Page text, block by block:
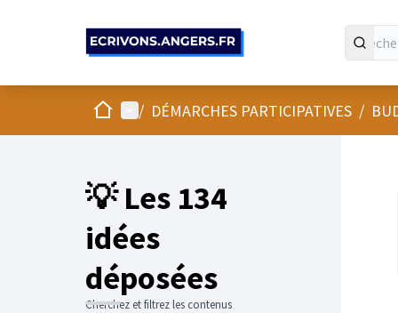
AccueilMenu principal
/ DÉMARCHES PARTICIPATIVES /
💡 Les 134
idées
déposées
Cherchez et filtrez les contenus